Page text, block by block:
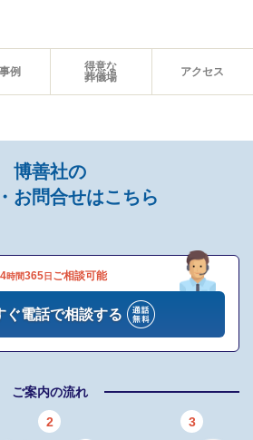
に応じて別料金がかかります。
お電話でお問合せください。
円～）（税込）
例
得意な
葬儀場
アクセス
博善社の
お問合せはこちら
時間365日 ご相談可能
ぐ電話で相談する
ご案内の流れ
2 3